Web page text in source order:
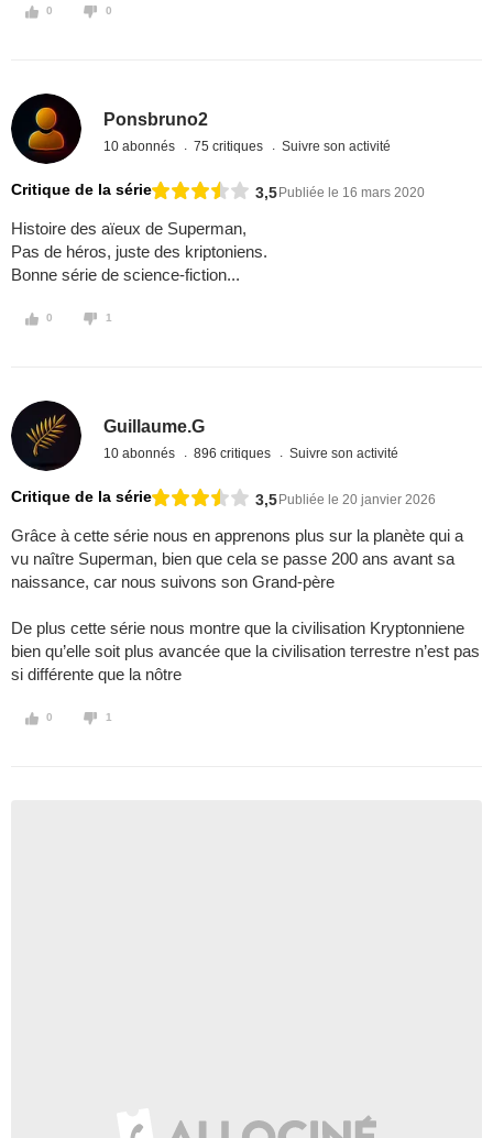
0 0
Ponsbruno2
10 abonnés 75 critiques Suivre son activité
Critique de la série 3,5Publiée le 16 mars 2020
Histoire des aïeux de Superman,
Pas de héros, juste des kriptoniens.
Bonne série de science-fiction...
0 1
Guillaume.G
10 abonnés 896 critiques Suivre son activité
Critique de la série 3,5Publiée le 20 janvier 2026
Grâce à cette série nous en apprenons plus sur la planète qui a
vu naître Superman, bien que cela se passe 200 ans avant sa
naissance, car nous suivons son Grand-père
De plus cette série nous montre que la civilisation Kryptonniene
bien qu’elle soit plus avancée que la civilisation terrestre n’est pas
si différente que la nôtre
0 1